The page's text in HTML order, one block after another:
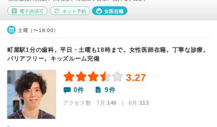
電子決済可 ネット予約 女医在籍
土曜（〜18:00）
町屋駅1分の歯科。平日・土曜も18時まで。女性医師在籍。丁寧な診療。
バリアフリー。キッズルーム完備
3.27
0件 9件
アクセス数 7月:146 | 6月:113